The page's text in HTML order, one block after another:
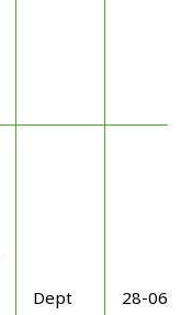
Dept
28-06-